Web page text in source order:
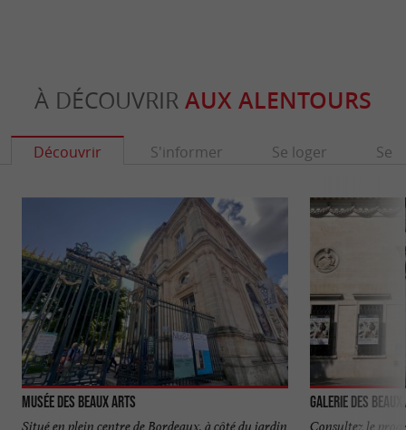
À DÉCOUVRIR AUX ALENTOURS
Découvrir S'informer Se loger Se
Musée des Beaux Arts
Situé en plein centre de Bordeaux, à côté du jardin
Galerie des
Consultez le